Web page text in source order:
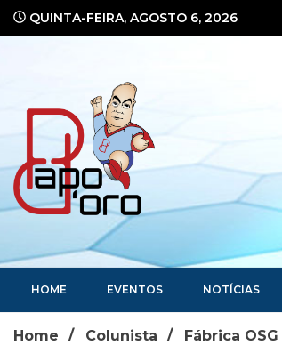
QUINTA-FEIRA, AGOSTO 6, 2026
Portal de Notícias
HOME EVENTOS NOTÍCIAS
Home Colunista Fábrica